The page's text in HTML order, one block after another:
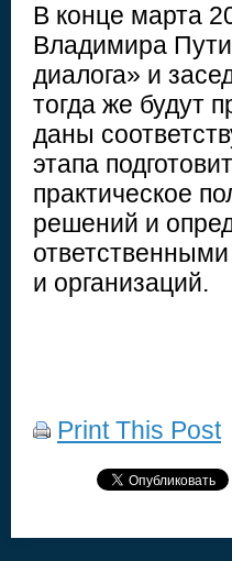
В конце марта
Владимира
диалога» и
тогда же будут
даны
этапа
практическое
решений и
и организаций.
Print This Post